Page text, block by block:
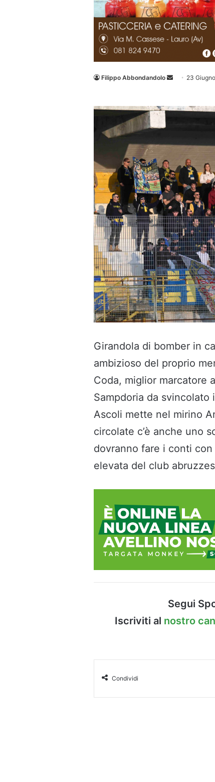
Filippo Abbondandolo
Invia 23
Girandola di bomber in
ambizioso del proprio
Coda, miglior marcatore
Sampdoria da
Ascoli mette nel mirino
circolate c’è anche uno
dovranno fare i conti
elevata del club
Segui
Iscriviti al nostro
Condividi